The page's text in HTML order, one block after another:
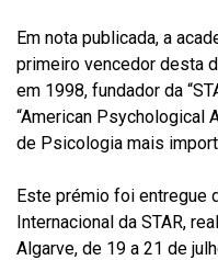
Em nota publicada, a
primeiro vencedor desta
em 1998, fundador da
“American Psychological
de Psicologia mais
Este prémio foi entregue
Internacional da STAR,
Algarve, de 19 a 21 de